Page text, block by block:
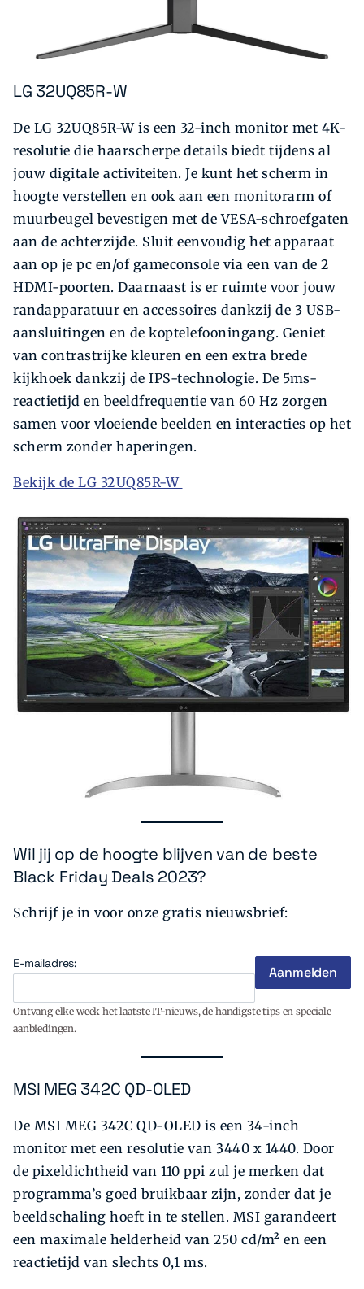
LG 32UQ85R-W
De LG 32UQ85R-W is een 32-inch monitor met 4K-
resolutie die haarscherpe details biedt tijdens al
jouw digitale activiteiten. Je kunt het scherm in
hoogte verstellen en ook aan een monitorarm of
muurbeugel bevestigen met de VESA-schroefgaten
aan de achterzijde. Sluit eenvoudig het apparaat
aan op je pc en/of gameconsole via een van de 2
HDMI-poorten. Daarnaast is er ruimte voor jouw
randapparatuur en accessoires dankzij de 3 USB-
aansluitingen en de koptelefooningang. Geniet
van contrastrijke kleuren en een extra brede
kijkhoek dankzij de IPS-technologie. De 5ms-
reactietijd en beeldfrequentie van 60 Hz zorgen
samen voor vloeiende beelden en interacties op het
scherm zonder haperingen.
Bekijk de LG 32UQ85R-W
Wil jij op de hoogte blijven van de beste
Black Friday Deals 2023?
Schrijf je in voor onze gratis nieuwsbrief:
E-mailadres:
Ontvang elke week het laatste IT-nieuws, de handigste tips en speciale
aanbiedingen.
MSI MEG 342C QD-OLED
De MSI MEG 342C QD-OLED is een 34-inch
monitor met een resolutie van 3440 x 1440. Door
de pixeldichtheid van 110 ppi zul je merken dat
programma’s goed bruikbaar zijn, zonder dat je
beeldschaling hoeft in te stellen. MSI garandeert
een maximale helderheid van 250 cd/m² en een
reactietijd van slechts 0,1 ms.